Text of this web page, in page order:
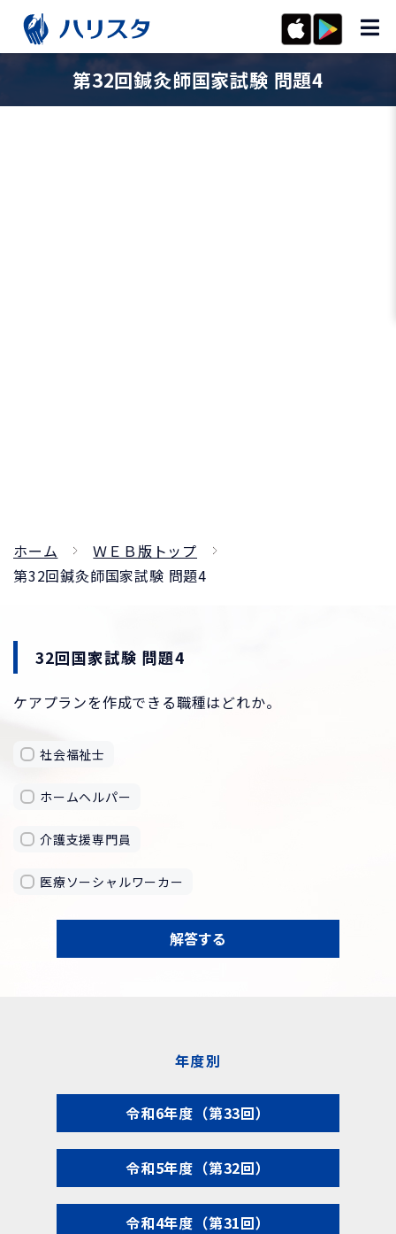
第32回鍼灸師国家試験 問題4
ホーム
ＷＥＢ版トップ
第32回鍼灸師国家試験 問題4
32回国家試験 問題4
ケアプランを作成できる職種はどれか。
社会福祉士
ホームヘルパー
介護支援専門員
医療ソーシャルワーカー
解答する
年度別
令和6年度（第33回）
令和5年度（第32回）
令和4年度（第31回）